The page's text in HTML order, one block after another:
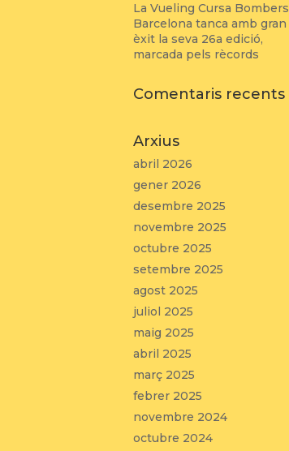
La Vueling Cursa Bombers
Barcelona tanca amb gran
èxit la seva 26a edició,
marcada pels rècords
Comentaris recents
Arxius
abril 2026
gener 2026
desembre 2025
novembre 2025
octubre 2025
setembre 2025
agost 2025
juliol 2025
maig 2025
abril 2025
març 2025
febrer 2025
novembre 2024
octubre 2024